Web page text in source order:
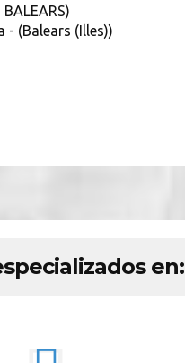
BALEARS)
- (Balears (Illes))
en: